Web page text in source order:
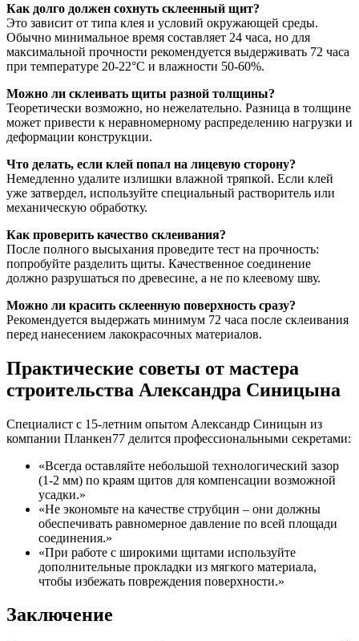
Как долго должен сохнуть склеенный щит?
Это зависит от типа клея и условий окружающей среды.
Обычно минимальное время составляет 24 часа, но для
максимальной прочности рекомендуется выдерживать 72 часа
при температуре 20-22°C и влажности 50-60%.
Можно ли склеивать щиты разной толщины?
Теоретически возможно, но нежелательно. Разница в толщине
может привести к неравномерному распределению нагрузки и
деформации конструкции.
Что делать, если клей попал на лицевую сторону?
Немедленно удалите излишки влажной тряпкой. Если клей
уже затвердел, используйте специальный растворитель или
механическую обработку.
Как проверить качество склеивания?
После полного высыхания проведите тест на прочность:
попробуйте разделить щиты. Качественное соединение
должно разрушаться по древесине, а не по клеевому шву.
Можно ли красить склеенную поверхность сразу?
Рекомендуется выдержать минимум 72 часа после склеивания
перед нанесением лакокрасочных материалов.
Практические советы от мастера
строительства Александра Синицына
Специалист с 15-летним опытом Александр Синицын из
компании Планкен77 делится профессиональными секретами:
«Всегда оставляйте небольшой технологический зазор
(1-2 мм) по краям щитов для компенсации возможной
усадки.»
«Не экономьте на качестве струбцин – они должны
обеспечивать равномерное давление по всей площади
соединения.»
«При работе с широкими щитами используйте
дополнительные прокладки из мягкого материала,
чтобы избежать повреждения поверхности.»
Заключение